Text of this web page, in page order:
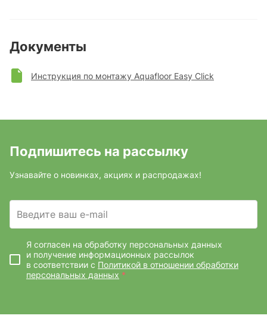
Документы
Инструкция по монтажу Aquafloor Easy Click
Подпишитесь на рассылку
Узнавайте о новинках, акциях и распродажах!
Введите ваш e-mail
Я согласен на обработку персональных данных
и получение информационных рассылок
в соответствии с Политикой в отношении обработки
персональных данных *